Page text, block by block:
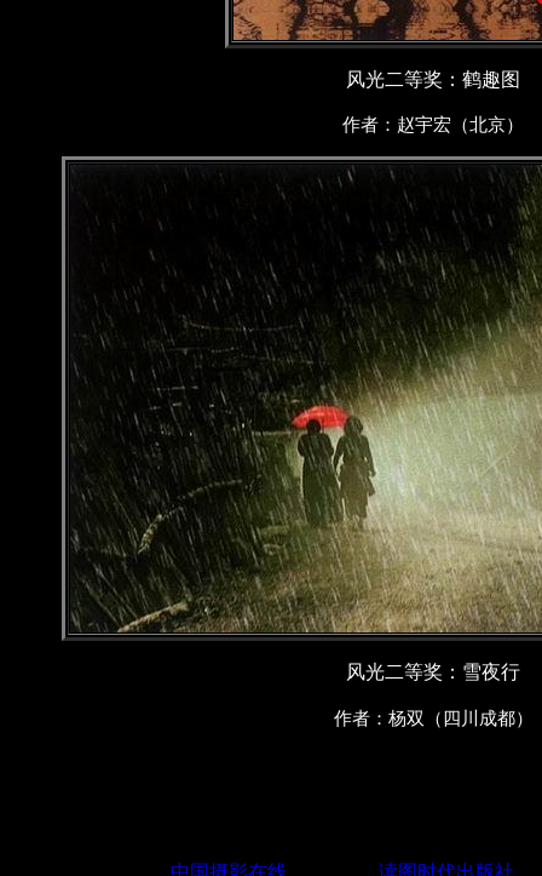
风光二等奖：鹤趣图
作者：赵宇宏（北京）
风光二等奖：雪夜行
作者：杨双（四川成都）
中国摄影在线
读图时代出版社